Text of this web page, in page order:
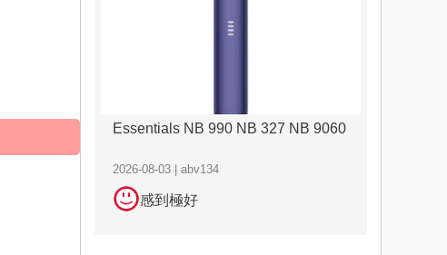
Essentials NB 990 NB 327 NB 9060
2026-08-03 | abv134
感到極好